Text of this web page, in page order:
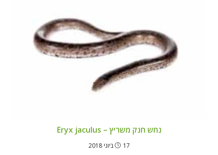
נחש חנק משריץ – Eryx jaculus
17 ביוני 2018